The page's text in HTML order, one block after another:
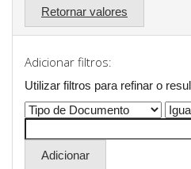
Retornar valores
Adicionar filtros:
Utilizar filtros para refinar o